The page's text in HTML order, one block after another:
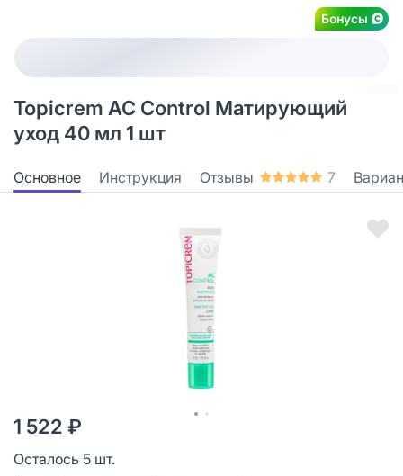
Бонусы
Topicrem AC Control Матирующий
уход 40 мл 1 шт
Основное Инструкция Отзывы 7
1 522 ₽
Осталось 5 шт.